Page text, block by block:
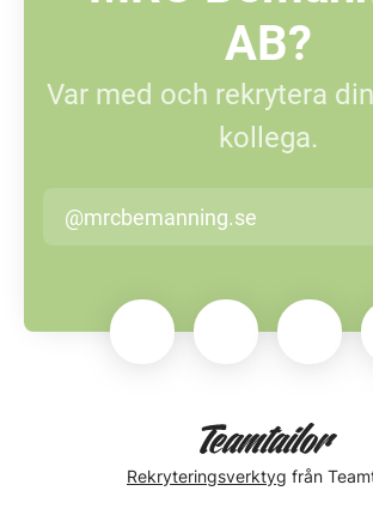
AB?
Var med och rekrytera
kollega.
@mrcbemanning.se
Rekryteringsverktyg från